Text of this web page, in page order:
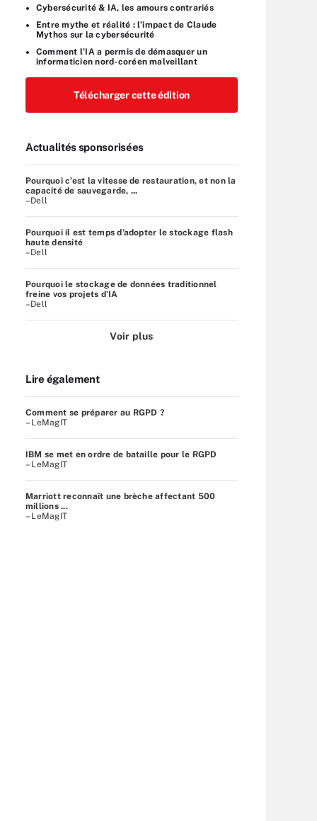
Cybersécurité & IA, les amours contrariés
Entre mythe et réalité : l’impact de Claude
Mythos sur la cybersécurité
Comment l’IA a permis de démasquer un
informaticien nord-coréen malveillant
Télécharger cette édition
Actualités sponsorisées
Pourquoi c’est la vitesse de restauration, et non la
capacité de sauvegarde, ...
–Dell
Pourquoi il est temps d’adopter le stockage flash
haute densité
–Dell
Pourquoi le stockage de données traditionnel
freine vos projets d’IA
–Dell
Voir plus
Lire également
Comment se préparer au RGPD ?
– LeMagIT
IBM se met en ordre de bataille pour le RGPD
– LeMagIT
Marriott reconnaît une brèche affectant 500
millions ...
– LeMagIT